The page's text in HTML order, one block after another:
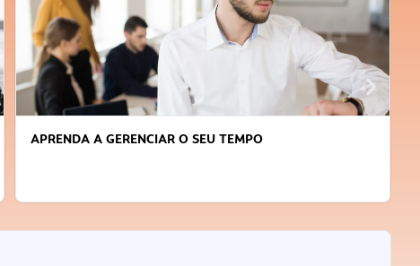
COMO VENCER O MEDO E COMEÇAR A EMPREENDER?